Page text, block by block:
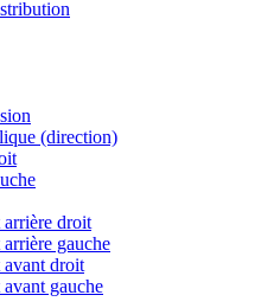
(direction)
arrière droit
gauche
avant droit
gauche